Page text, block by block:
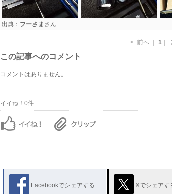
出典： フーさま さん
< 前へ 1｜
この記事へのコメント
コメントはありません。
イイね！0件
Facebookでシェアする Xでシェアす